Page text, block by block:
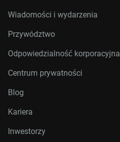
Wiadomości i wydarzenia
Przywództwo
Odpowiedzialność korporacyjna
Centrum prywatności
Blog
Kariera
Inwestorzy